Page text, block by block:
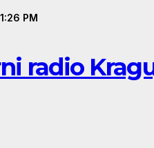
PM
radio